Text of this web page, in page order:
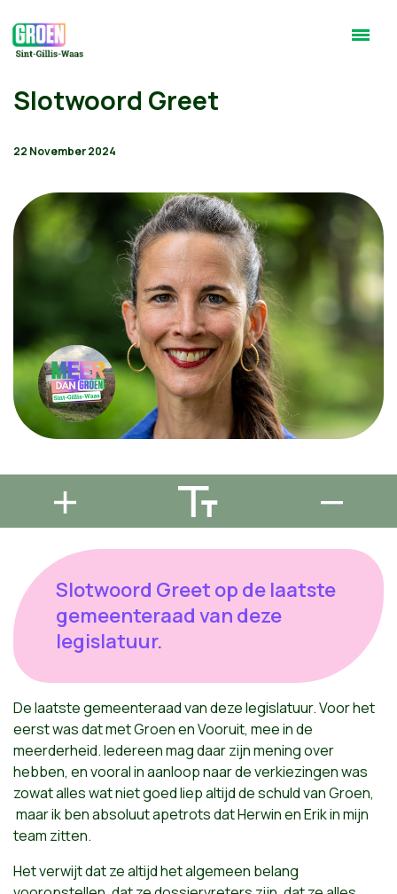
Slotwoord Greet
22 November 2024
Slotwoord Greet op de laatste
gemeenteraad van deze
legislatuur.
De laatste gemeenteraad van deze legislatuur. Voor het
eerst was dat met Groen en Vooruit, mee in de
meerderheid. Iedereen mag daar zijn mening over
hebben, en vooral in aanloop naar de verkiezingen was
zowat alles wat niet goed liep altijd de schuld van Groen,
maar ik ben absoluut apetrots dat Herwin en Erik in mijn
team zitten.
Het verwijt dat ze altijd het algemeen belang